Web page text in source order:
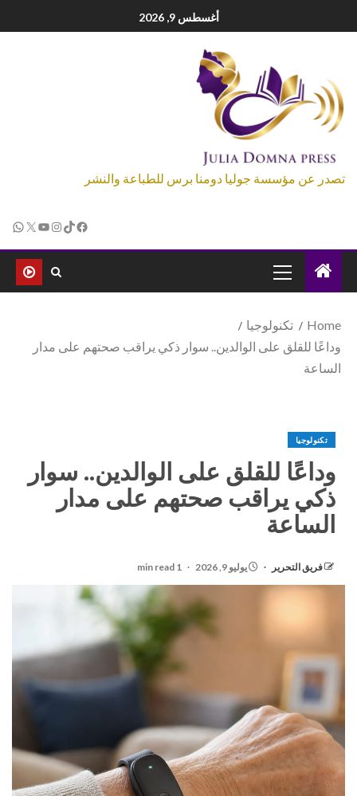
أغسطس 9, 2026
تصدر عن مؤسسة جوليا دومنا برس للطباعة والنشر
Home
تكنولوجيا
وداعًا للقلق على الوالدين.. سوار ذكي يراقب صحتهم على مدار
الساعة
تكنولوجيا
وداعًا للقلق على الوالدين.. سوار
ذكي يراقب صحتهم على مدار
الساعة
فريق التحرير يوليو 9, 2026 1 min read